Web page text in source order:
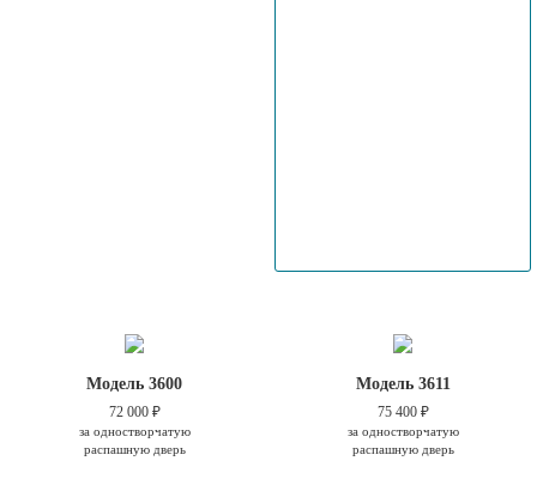
Модель 3600
72 000 ₽
за одностворчатую
распашную дверь
Модель 3611
75 400 ₽
за одностворчатую
распашную дверь